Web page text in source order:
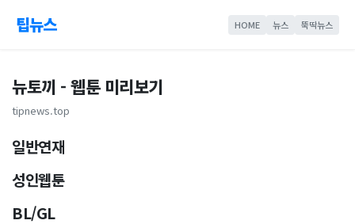
팁뉴스 HOME 뉴스 뚝딱뉴스
뉴토끼 - 웹툰 미리보기
tipnews.top
일반연재
성인웹툰
BL/GL